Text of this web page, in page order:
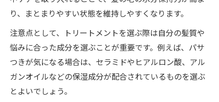
り、まとまりやすい状態を維持しやすくなります。
注意点として、トリートメントを選ぶ際は自分の髪質や
悩みに合った成分を選ぶことが重要です。例えば、パサ
つきが気になる場合は、セラミドやヒアルロン酸、アル
ガンオイルなどの保湿成分が配合されているものを選ぶ
とよいでしょう。